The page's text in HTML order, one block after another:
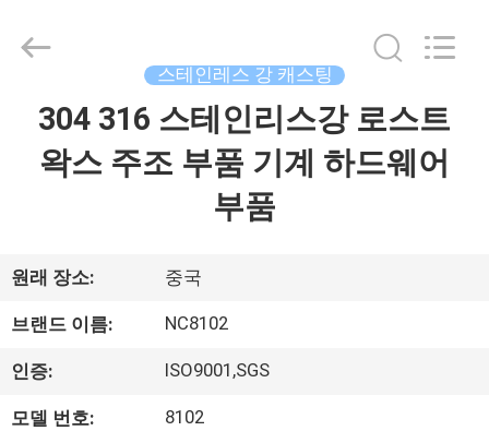
비
디
오
스테인레스 강 캐스팅
304 316 스테인리스강 로스트
왁스 주조 부품 기계 하드웨어
부품
원래 장소: 중국
브랜드 이름: NC8102
인증: ISO9001,SGS
모델 번호: 8102